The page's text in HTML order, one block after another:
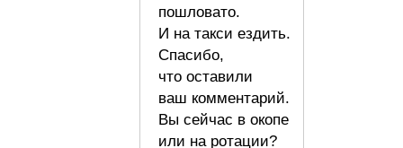
пошловато.
И на такси ездить.
Спасибо,
что оставили
ваш комментарий.
Вы сейчас в окопе
или на ротации?